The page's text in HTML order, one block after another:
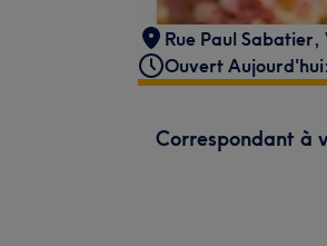
Rue Paul Sabatier,
Ouvert
Correspondant à